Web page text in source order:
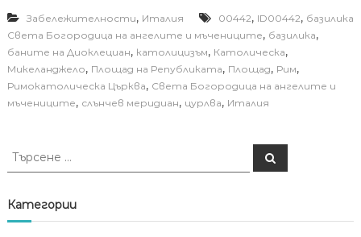
Забележителности, Италия 00442, ID00442, базилика
Света Богородица на ангелите и мъчениците, базилика,
баните на Диоклециан, католицизъм, Католическа,
Микеланджело, Площад на Републиката, Площад, Рим,
Римокатолическа Църква, Света Богородица на ангелите и
мъчениците, слънчев меридиан, цурлва, Италия
Т
с
е
Т
ъ
е
Категории